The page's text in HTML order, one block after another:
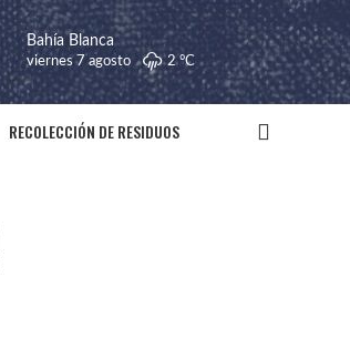
Bahía Blanca
viernes 7 agosto 2 °C
RECOLECCIÓN DE RESIDUOS